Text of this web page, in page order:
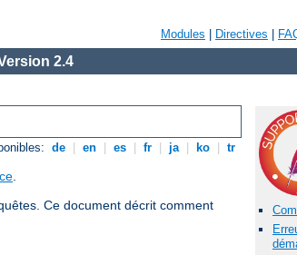
Modules Directives
2.4
de en es fr ja ko tr
.
Ce document décrit comment